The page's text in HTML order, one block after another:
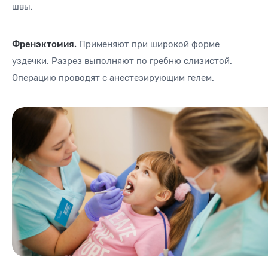
швы.
Френэктомия. Применяют при широкой форме
уздечки. Разрез выполняют по гребню слизистой.
Операцию проводят с анестезирующим гелем.